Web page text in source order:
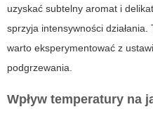
uzyskać subtelny aromat i
sprzyja intensywności działania.
warto eksperymentować z
podgrzewania.
Wpływ temperatury na